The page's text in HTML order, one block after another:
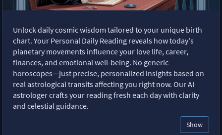
Unlock daily cosmic wisdom tailored to your unique birth
chart. Your Personal Daily Reading reveals how today's
planetary movements influence your love life, career,
finances, and emotional well-being. No generic
horoscopes—just precise, personalized insights based on
real astrological transits affecting you right now. Our AI
astrologer crafts your reading fresh each day with clarity
and celestial guidance.
Show